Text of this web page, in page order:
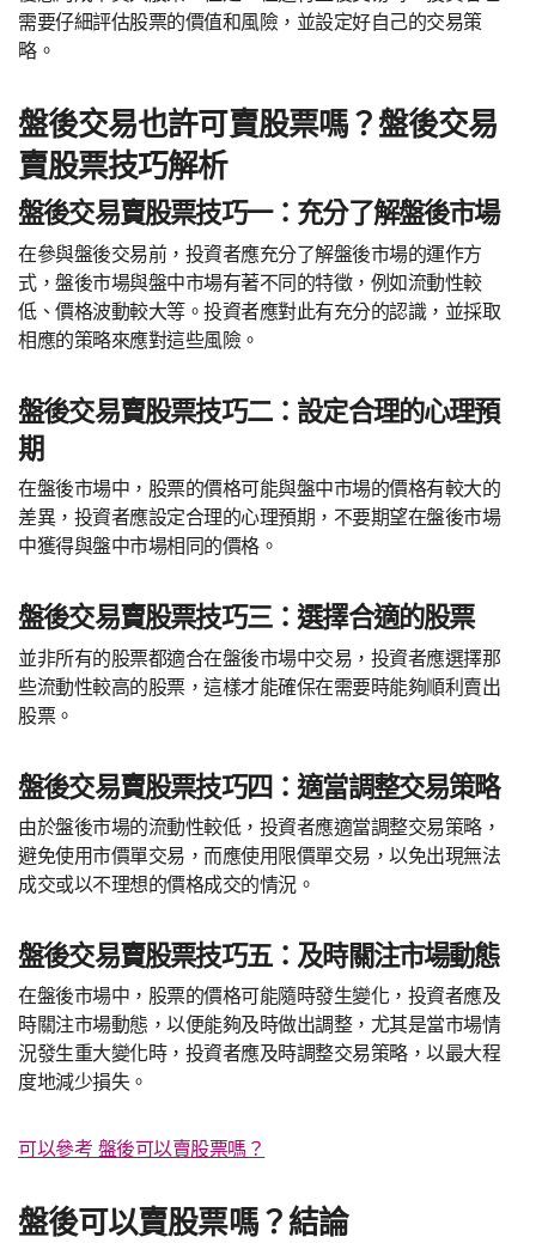
需要仔細評估股票的價值和風險，並設定好自己的交易策
略。
盤後交易也許可賣股票嗎？盤後交易
賣股票技巧解析
盤後交易賣股票技巧一：充分了解盤後市場
在參與盤後交易前，投資者應充分了解盤後市場的運作方
式，盤後市場與盤中市場有著不同的特徵，例如流動性較
低、價格波動較大等。投資者應對此有充分的認識，並採取
相應的策略來應對這些風險。
盤後交易賣股票技巧二：設定合理的心理預
期
在盤後市場中，股票的價格可能與盤中市場的價格有較大的
差異，投資者應設定合理的心理預期，不要期望在盤後市場
中獲得與盤中市場相同的價格。
盤後交易賣股票技巧三：選擇合適的股票
並非所有的股票都適合在盤後市場中交易，投資者應選擇那
些流動性較高的股票，這樣才能確保在需要時能夠順利賣出
股票。
盤後交易賣股票技巧四：適當調整交易策略
由於盤後市場的流動性較低，投資者應適當調整交易策略，
避免使用市價單交易，而應使用限價單交易，以免出現無法
成交或以不理想的價格成交的情況。
盤後交易賣股票技巧五：及時關注市場動態
在盤後市場中，股票的價格可能隨時發生變化，投資者應及
時關注市場動態，以便能夠及時做出調整，尤其是當市場情
況發生重大變化時，投資者應及時調整交易策略，以最大程
度地減少損失。
可以參考 盤後可以賣股票嗎？
盤後可以賣股票嗎？結論